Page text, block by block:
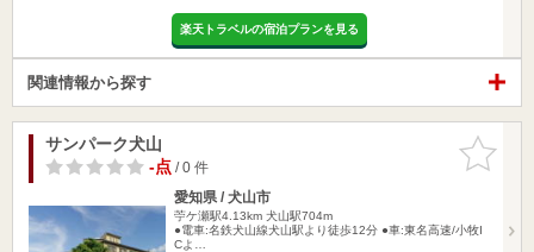
楽天トラベルの宿泊プランを見る
関連情報から探す
お気に入
りに追加
サンパーク犬山
-点/ 0 件
愛知県 / 犬山市
苧ケ瀬駅4.13km 犬山駅704m
●電車:名鉄犬山線犬山駅より徒歩12分 ●車:東名高速/小牧I
Cよ…